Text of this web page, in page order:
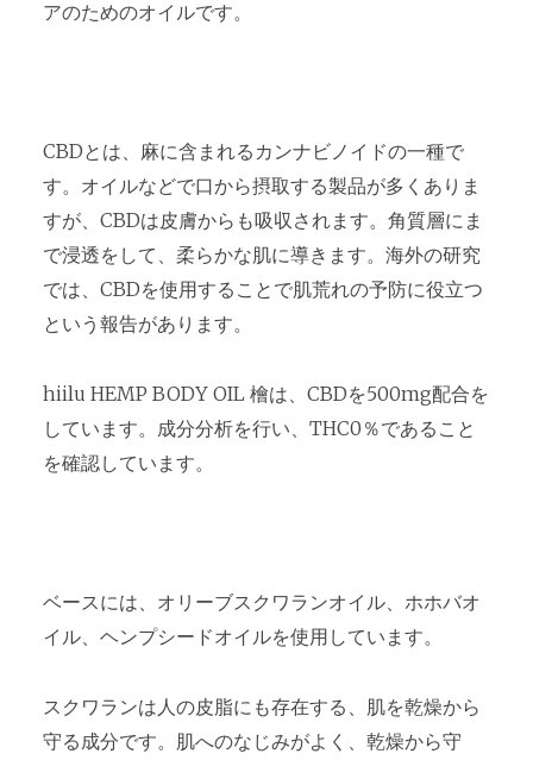
アのためのオイルです。
CBDとは、麻に含まれるカンナビノイドの一種で
す。オイルなどで口から摂取する製品が多くありま
すが、CBDは皮膚からも吸収されます。角質層にま
で浸透をして、柔らかな肌に導きます。海外の研究
では、CBDを使用することで肌荒れの予防に役立つ
という報告があります。
hiilu HEMP BODY OIL 檜は、CBDを500mg配合を
しています。成分分析を行い、THC0％であること
を確認しています。
ベースには、オリーブスクワランオイル、ホホバオ
イル、ヘンプシードオイルを使用しています。
スクワランは人の皮脂にも存在する、肌を乾燥から
守る成分です。肌へのなじみがよく、乾燥から守